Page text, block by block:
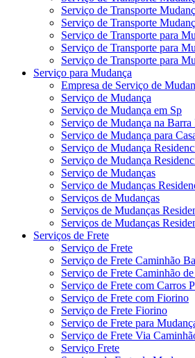
Serviço de Transporte
Serviço de Transporte
Serviço de Transporte para
Serviço de Transporte para
Serviço de Transporte para
Serviço para Mudança
Empresa de Serviço de
Serviço de Mudança
Serviço de Mudança em Sp
Serviço de Mudança na Barra
Serviço de Mudança para
Serviço de Mudança
Serviço de Mudança
Serviço de Mudanças
Serviço de Mudanças
Serviços de Mudanças
Serviços de Mudanças
Serviços de Mudanças
Serviços de Frete
Serviço de Frete
Serviço de Frete Caminhão
Serviço de Frete Caminhão
Serviço de Frete com Carros
Serviço de Frete com Fiorino
Serviço de Frete Fiorino
Serviço de Frete para
Serviço de Frete Via
Serviço Frete